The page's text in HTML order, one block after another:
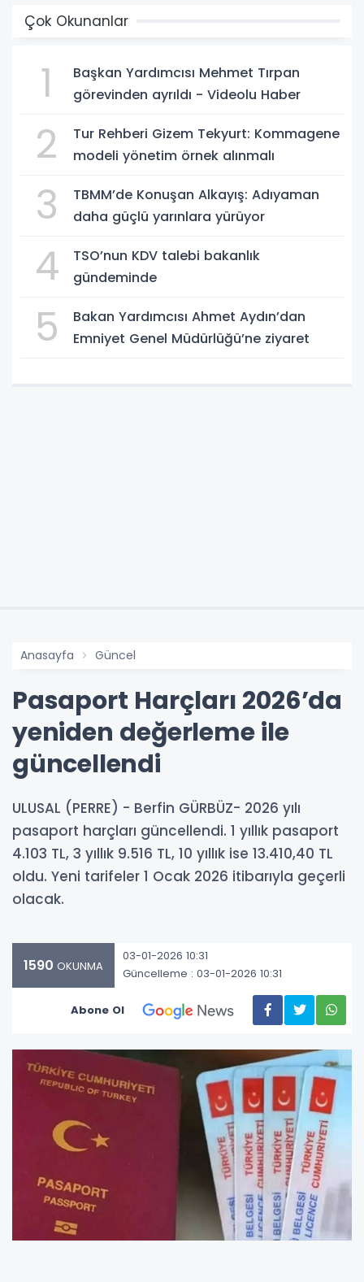
Çok Okunanlar
1
Başkan Yardımcısı Mehmet Tırpan
görevinden ayrıldı - Videolu Haber
2
Tur Rehberi Gizem Tekyurt: Kommagene
modeli yönetim örnek alınmalı
3
TBMM’de Konuşan Alkayış: Adıyaman
daha güçlü yarınlara yürüyor
4
TSO’nun KDV talebi bakanlık
gündeminde
5
Bakan Yardımcısı Ahmet Aydın’dan
Emniyet Genel Müdürlüğü’ne ziyaret
Anasayfa Güncel
Pasaport Harçları 2026’da
yeniden değerleme ile
güncellendi
ULUSAL (PERRE) - Berfin GÜRBÜZ- 2026 yılı
pasaport harçları güncellendi. 1 yıllık pasaport
4.103 TL, 3 yıllık 9.516 TL, 10 yıllık ise 13.410,40 TL
oldu. Yeni tarifeler 1 Ocak 2026 itibarıyla geçerli
olacak.
1590 OKUNMA
03-01-2026 10:31
Güncelleme : 03-01-2026 10:31
Abone Ol